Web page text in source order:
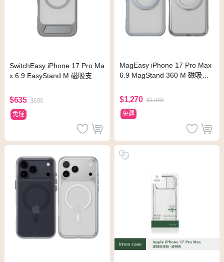
SwitchEasy iPhone 17 Pro Ma
x 6.9 EasyStand M 磁吸支架
$635 $690
免運
MagEasy iPhone 17 Pro Max
6.9 MagStand 360 M 磁吸旋
$1,270 $1,380
免運